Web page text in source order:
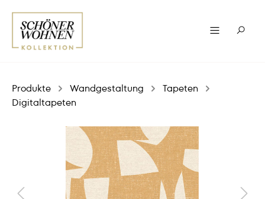
Produkte Wandgestaltung
Tapeten
Digitaltapeten